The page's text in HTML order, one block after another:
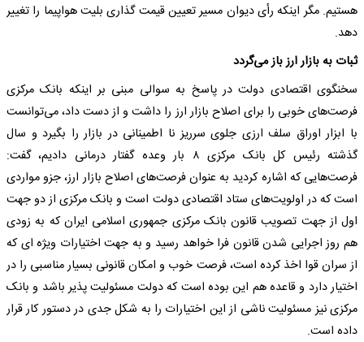
هستیم. مگر اینکه رأی دیوان مسیر تعیین قیمت گذاری بلیت هواپیما را تغییر
دهد.
ثبات به بازار ارز باز می‌گردد
سخنگوی اقتصادی دولت در پاسخ به سوالی مبنی بر اینکه بانک مرکزی
فرصت‌های خوبی را برای اصلاح بازار ارز را داشت و از دست داد، می‌توانست
با ابزار اوراق سلف ارزی جلوی سرریز نا اطمینانی در بازار را بگیرد و سال
گذشته رئیس کل بانک مرکزی ۸ بار وعده گفتار درمانی دادیم، گفت:
فرصت‌هایی که اشاره کردید به عنوان فرصت‌های اصلاح بازار ارز، جزو مواردی
است که در اولویت‌های ستاد اقتصادی دولت است و بانک مرکزی از دو جهت
اول از جهت تصویب قانون بانک مرکزی جمهوری اسلامی ایران که به زودی
هم روز اجرایی شدن قانون فرا خواهد رسید و به جهت اختیارات ویژه ای که
از سران قوا اخذ کرده است، فرصت خوب و امکان قانونی بسیار مناسبی را در
اختیار دارد و قاعده هم این بوده است که دولت مسئولیت پذیر باشد و بانک
مرکزی نیز مسئولیت ناشی از این اختیارات را به شکل جدی در دستور کار قرار
داده است.